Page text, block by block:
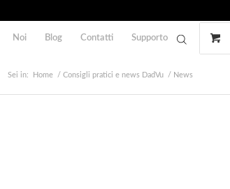
Noi Blog Contatti Supporto
Sei in: Home / Consigli pratici e news DadVu / News